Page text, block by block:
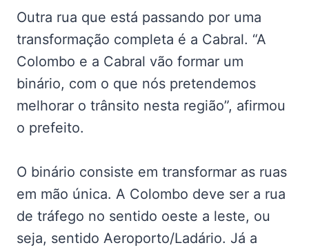
Outra rua que está passando por uma
transformação completa é a Cabral. “A
Colombo e a Cabral vão formar um
binário, com o que nós pretendemos
melhorar o trânsito nesta região”, afirmou
o prefeito.
O binário consiste em transformar as ruas
em mão única. A Colombo deve ser a rua
de tráfego no sentido oeste a leste, ou
seja, sentido Aeroporto/Ladário. Já a